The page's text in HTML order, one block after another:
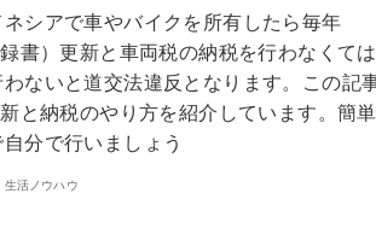
シアで車やバイクを所有したら毎年
書）更新と車両税の納税を行わなくて
ないと道交法違反となります。この記
と納税のやり方を紹介しています。簡
分で行いましょう
生活ノウハウ